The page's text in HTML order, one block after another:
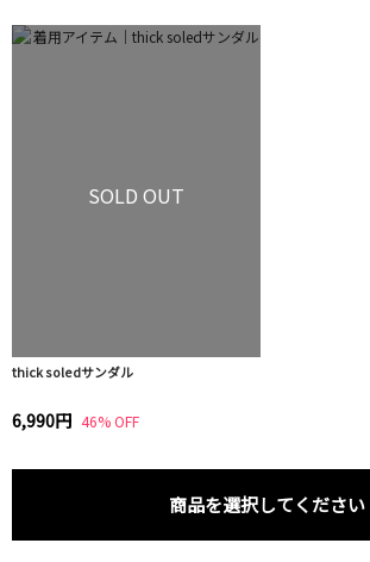
SOLD OUT
thick soledサンダル
6,990円 46% OFF
商品を選択してください